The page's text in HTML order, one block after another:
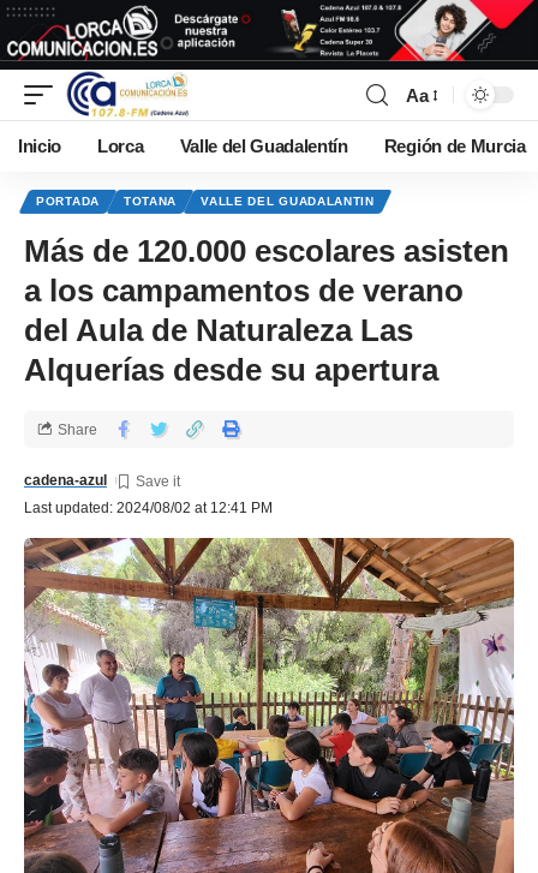
Aa
Inicio Lorca Valle del Guadalentín Región de Murcia
PORTADA TOTANA VALLE DEL GUADALANTIN
Más de 120.000 escolares asisten
a los campamentos de verano
del Aula de Naturaleza Las
Alquerías desde su apertura
Last updated: 2024/08/02 at 12:41 PM
cadena-azul
Share